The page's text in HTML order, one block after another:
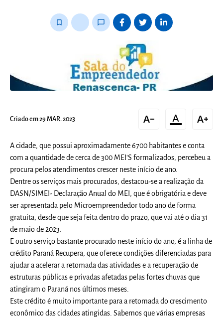
bookmark_border chat_bubble_outline
Criado em 29 MAR. 2023 text_decrease format_color_text text_increase
A cidade, que possui aproximadamente 6700 habitantes e conta
com a quantidade de cerca de 300 MEI'S formalizados, percebeu a
procura pelos atendimentos crescer neste início de ano.
Dentre os serviços mais procurados, destacou-se a realização da
DASN/SIMEI- Declaração Anual do MEI, que é obrigatória e deve
ser apresentada pelo Microempreendedor todo ano de forma
gratuita, desde que seja feita dentro do prazo, que vai até o dia 31
de maio de 2023.
E outro serviço bastante procurado neste início do ano, é a linha de
crédito Paraná Recupera, que oferece condições diferenciadas para
ajudar a acelerar a retomada das atividades e a recuperação de
estruturas públicas e privadas afetadas pelas fortes chuvas que
atingiram o Paraná nos últimos meses.
Este crédito é muito importante para a retomada do crescimento
econômico das cidades atingidas. Sabemos que várias empresas